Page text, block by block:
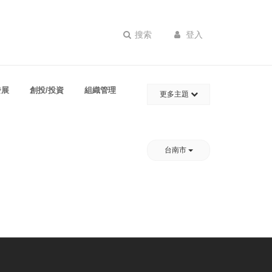
搜索 登入
創投/投資 組織管理 更多主題
台南市